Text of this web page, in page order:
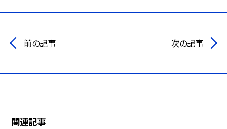
前の記事 次の記事
関連記事